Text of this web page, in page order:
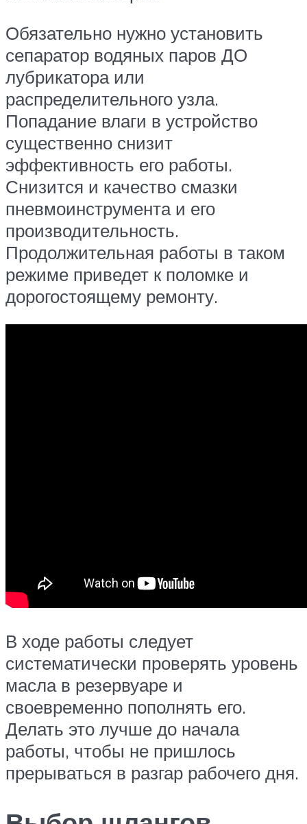
Обязательно нужно установить
сепаратор водяных паров ДО
лубрикатора или
распределительного узла.
Попадание влаги в устройство
существенно снизит
эффективность его работы.
Снизится и качество смазки
пневмоинструмента и его
производительность.
Продолжительная работы в таком
режиме приведет к поломке и
дорогостоящему ремонту.
В ходе работы следует
систематически проверять уровень
масла в резервуаре и
своевременно пополнять его.
Делать это лучше до начала
работы, чтобы не пришлось
прерываться в разгар рабочего дня.